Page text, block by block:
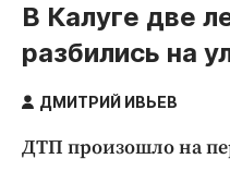
Новости компаний
Статьи
Народные новости
Благоустройство
В Калуге две
разбились на
ДМИТРИЙ ИВЬЕВ
ДТП произошло на